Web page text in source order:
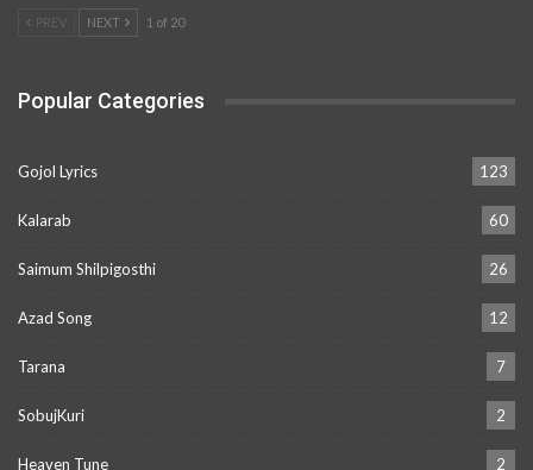
PREV NEXT 1 of 20
Popular Categories
Gojol Lyrics 123
Kalarab 60
Saimum Shilpigosthi 26
Azad Song 12
Tarana 7
SobujKuri 2
Heaven Tune 2